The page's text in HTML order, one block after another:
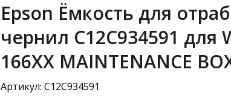
Epson Ёмкость для
чернил C12C934591 для
166XX MAINTENANCE
Артикул: C12C934591